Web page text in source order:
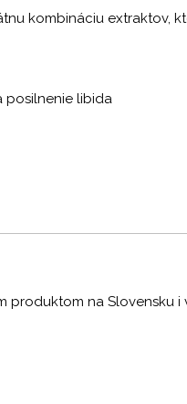
kombináciu extraktov,
posilnenie libida
produktom na Slovensku i